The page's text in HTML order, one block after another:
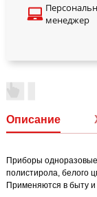
менеджер
Описание
Приборы одноразовые
полистирола, белого
Применяются в быту и